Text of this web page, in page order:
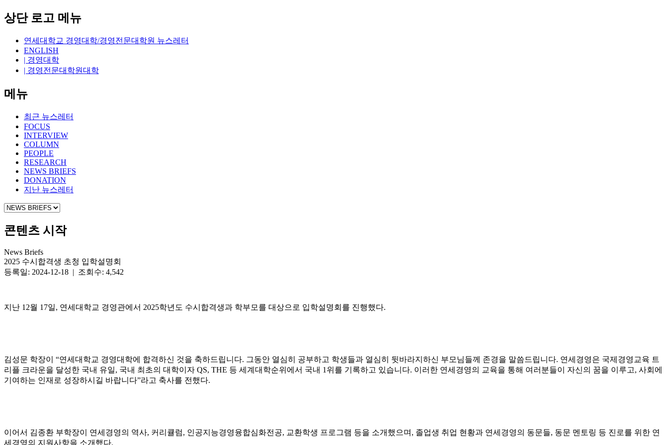
상단 로고 메뉴
연세대학교 경영대학/경영전문대학원 뉴스레터
ENGLISH
| 경영대학
| 경영전문대학원대학
메뉴
최근 뉴스레터
FOCUS
INTERVIEW
COLUMN
PEOPLE
RESEARCH
NEWS BRIEFS
DONATION
지난 뉴스레터
콘텐츠 시작
News Briefs
2025 수시합격생 초청 입학설명회
등록일: 2024-12-18 | 조회수: 4,542
지난 12월 17일, 연세대학교 경영관에서 2025학년도 수시합격생과 학부모를 대상으로 입학설명회를 진행했다.
김성문 학장이 “연세대학교 경영대학에 합격하신 것을 축하드립니다. 그동안 열심히 공부하고 학생들과 열심히 뒷바라지하신 부모님들께 존경을 말씀드립니다. 연세경영은 국제경영교육 트
리플 크라운을 달성한 국내 유일, 국내 최초의 대학이자 QS, THE 등 세계대학순위에서 국내 1위를 기록하고 있습니다. 이러한 연세경영의 교육을 통해 여러분들이 자신의 꿈을 이루고, 사회에
기여하는 인재로 성장하시길 바랍니다”라고 축사를 전했다.
이어서 김종환 부학장이 연세경영의 역사, 커리큘럼, 인공지능경영융합심화전공, 교환학생 프로그램 등을 소개했으며, 졸업생 취업 현황과 연세경영의 동문들, 동문 멘토링 등 진로를 위한 연
세경영의 지원사항을 소개했다.